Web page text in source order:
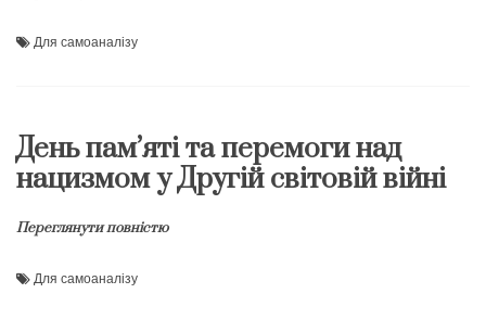
Для самоаналізу
День пам’яті та перемоги над
нацизмом у Другій світовій війні
Переглянути повністю
Для самоаналізу